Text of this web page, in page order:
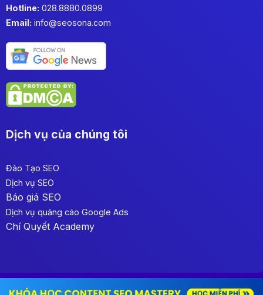
Hotline: 028.8880.0899
Email: info@seosona.com
Dịch vụ của chúng tôi
Đào Tạo SEO
Dịch vụ SEO
Báo giá SEO
Dịch vụ quảng cáo Google Ads
Chí Quyết Academy
Copyright © 2023 Homepage by SEOSONA. All right reserved